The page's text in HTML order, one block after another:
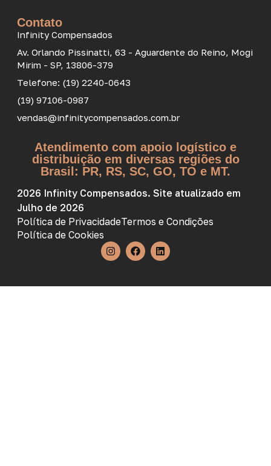
Contato
Infinity Compensados
Av. Orlando Pissinatti, 63 - Aguardente do Reino, Mogi
Mirim - SP, 13806-379
Telefone: (19) 2240-0643
(19) 97106-0987
vendas@infinitycompensados.com.br
Atendimento com apoio logístico e
distribuição em diversas regiões do
Brasil: PR, RS, SC, GO, TO e MT.
2026 Infinity Compensados. Site atualizado em
Julho de 2026
Política de PrivacidadeTermos e Condições
Política de Cookies